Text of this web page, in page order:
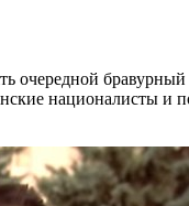
очередной
националисты